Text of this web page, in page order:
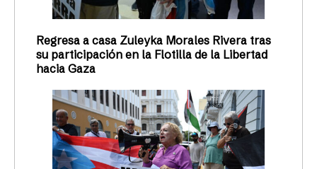
Regresa a casa Zuleyka Morales Rivera tras
su participación en la Flotilla de la Libertad
hacia Gaza